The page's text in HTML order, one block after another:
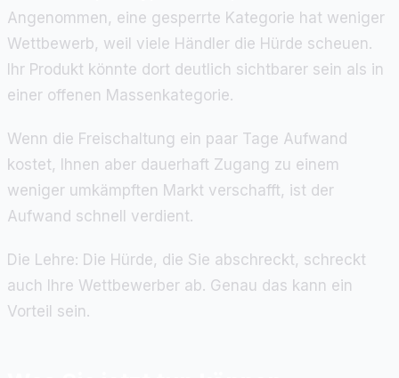
Angenommen, eine gesperrte Kategorie hat weniger
Wettbewerb, weil viele Händler die Hürde scheuen.
Ihr Produkt könnte dort deutlich sichtbarer sein als in
einer offenen Massenkategorie.
Wenn die Freischaltung ein paar Tage Aufwand
kostet, Ihnen aber dauerhaft Zugang zu einem
weniger umkämpften Markt verschafft, ist der
Aufwand schnell verdient.
Die Lehre: Die Hürde, die Sie abschreckt, schreckt
auch Ihre Wettbewerber ab. Genau das kann ein
Vorteil sein.